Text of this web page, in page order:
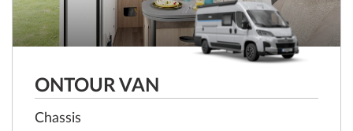
ONTOUR VAN
Chassis